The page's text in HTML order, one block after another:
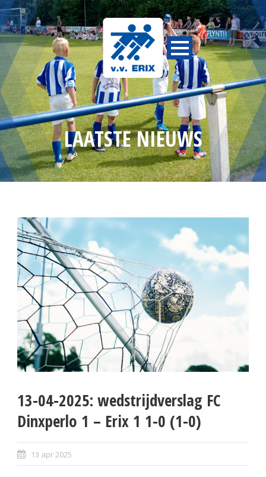
LAATSTE NIEUWS
13-04-2025: wedstrijdverslag FC
Dinxperlo 1 – Erix 1 1-0 (1-0)
13 apr 2025